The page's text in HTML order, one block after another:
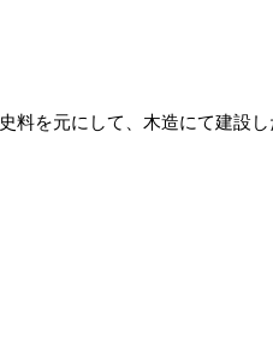
料を元にして、木造にて建設